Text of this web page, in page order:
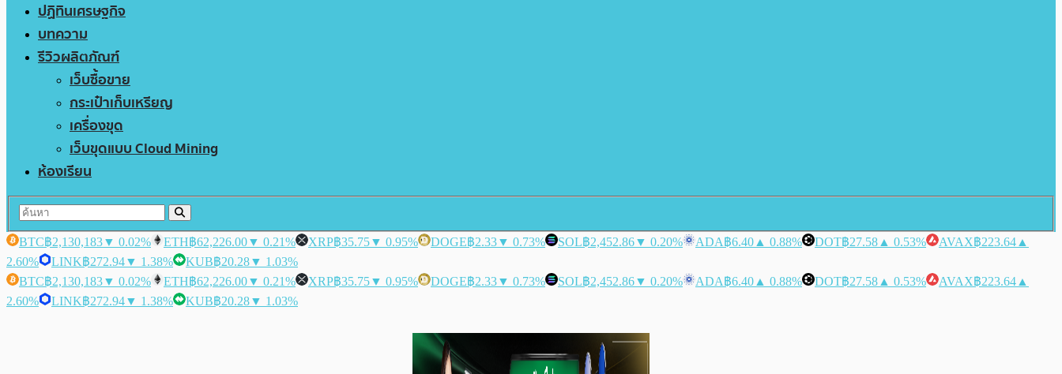
ปฏิทินเศรษฐกิจ
บทความ
รีวิวผลิตภัณฑ์
เว็บซื้อขาย
กระเป๋าเก็บเหรียญ
เครื่องขุด
เว็บขุดแบบ Cloud Mining
ห้องเรียน
BTC฿2,130,183▼ 0.02% ETH฿62,226.00▼ 0.21% XRP฿35.75▼ 0.95% DOGE฿2.33▼ 0.73% SOL฿2,452.86▼ 0.20% ADA฿6.40 ▲ 0.88% DOT฿27.58 ▲ 0.53% AVAX฿223.64 ▲
2.60%
LINK฿272.94▼ 1.38% KUB฿20.28▼ 1.03%
BTC฿2,130,183▼ 0.02% ETH฿62,226.00▼ 0.21% XRP฿35.75▼ 0.95% DOGE฿2.33▼ 0.73% SOL฿2,452.86▼ 0.20% ADA฿6.40 ▲ 0.88% DOT฿27.58 ▲ 0.53% AVAX฿223.64 ▲
2.60%
LINK฿272.94▼ 1.38% KUB฿20.28▼ 1.03%